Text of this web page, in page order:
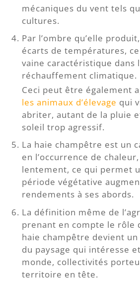
mécaniques du vent tels
cultures.
Par l’ombre qu’elle
écarts de températures, ce
vaine caractéristique dans
réchauffement climatique.
Ceci peut être également
les animaux d’élevage qui
abriter, autant de la pluie
soleil trop agressif.
La haie champêtre est un
en l’occurrence de
lentement, ce qui permet
période végétative
rendements à ses abords.
La définition même de
prenant en compte le rôle
haie champêtre devient
du paysage qui intéresse
monde, collectivités
territoire en tête.